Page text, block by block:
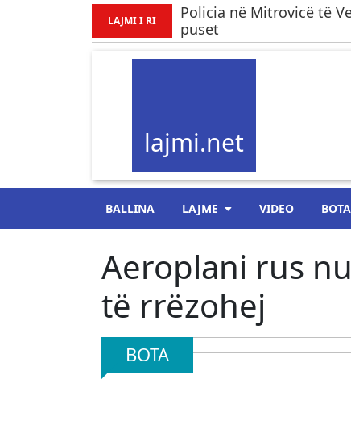
LAJMI I RI
​Policia në Mitrovicë të
puset
lajmi.net
BALLINA LAJME VIDEO BOTA
Aeroplani rus
të rrëzohej
BOTA